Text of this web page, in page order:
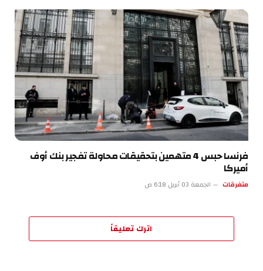
فرنسا حبس 4 متهمين بتحقيقات محاولة تفجير بنك أوف
أميركا
متفرقات الجمعة 03 أبريل 6:18 ص
اترك تعليقاً